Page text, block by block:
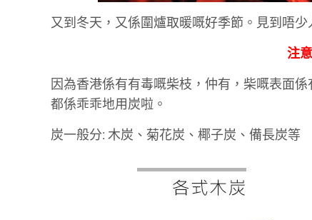
又到冬天，又係圍爐取暖嘅好季節。見到唔
注
因為香港係有有毒嘅柴枝，仲有，柴嘅表面
都係乖乖地用炭啦。
炭一般分: 木炭、菊花炭、椰子炭、備長炭等